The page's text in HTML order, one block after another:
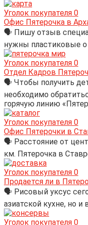
Уголок покупателя 0
Офис Пятерочка в
🗣 Пишу отзыв
нужны пластиковые о
Уголок покупателя 0
Отдел Кадров
🗣 Чтобы получить
необходимо
горячую линию
Уголок покупателя 0
Офис Пятерочки в
🗣 Расстояние от
км. Пятерочка в
Уголок покупателя 0
Продается ли в
🗣 Рисовый уксус
азиатской кухне, но и
Уголок покупателя 0